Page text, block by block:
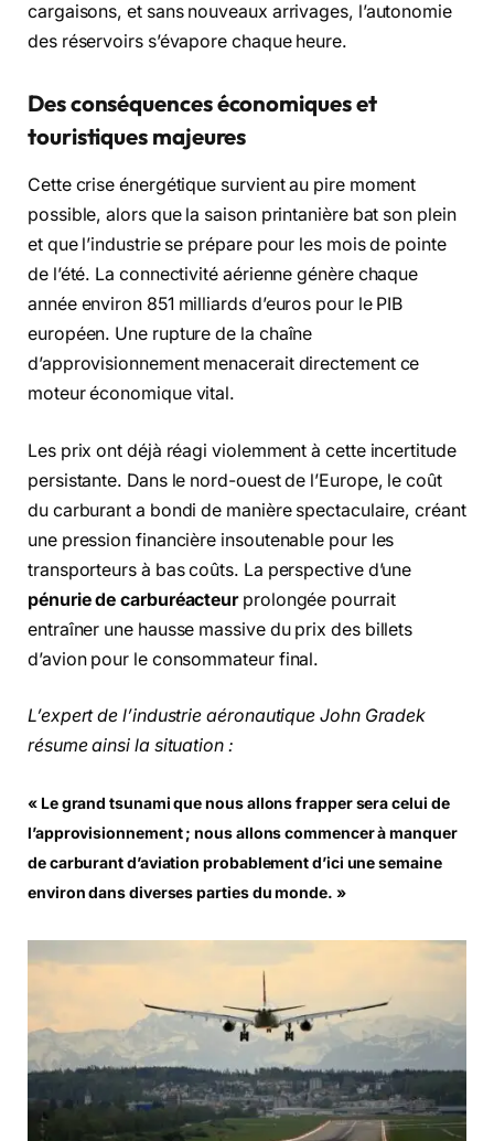
cargaisons, et sans nouveaux arrivages, l’autonomie
des réservoirs s’évapore chaque heure.
Des conséquences économiques et
touristiques majeures
Cette crise énergétique survient au pire moment
possible, alors que la saison printanière bat son plein
et que l’industrie se prépare pour les mois de pointe
de l’été. La connectivité aérienne génère chaque
année environ 851 milliards d’euros pour le PIB
européen. Une rupture de la chaîne
d’approvisionnement menacerait directement ce
moteur économique vital.
Les prix ont déjà réagi violemment à cette incertitude
persistante. Dans le nord-ouest de l’Europe, le coût
du carburant a bondi de manière spectaculaire, créant
une pression financière insoutenable pour les
transporteurs à bas coûts. La perspective d’une
pénurie de carburéacteurprolongée pourrait
entraîner une hausse massive du prix des billets
d’avion pour le consommateur final.
L’expert de l’industrie aéronautique John Gradek
résume ainsi la situation :
« Le grand tsunami que nous allons frapper sera celui de
l’approvisionnement ; nous allons commencer à manquer
de carburant d’aviation probablement d’ici une semaine
environ dans diverses parties du monde. »